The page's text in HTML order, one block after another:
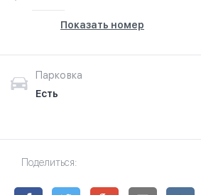
Показать номер
Парковка
Есть
Поделиться: